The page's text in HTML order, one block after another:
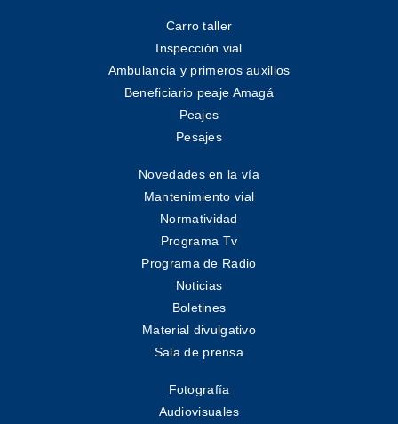
Carro taller
Inspección vial
Ambulancia y primeros auxilios
Beneficiario peaje Amagá
Peajes
Pesajes
Novedades en la vía
Mantenimiento vial
Normatividad
Programa Tv
Programa de Radio
Noticias
Boletines
Material divulgativo
Sala de prensa
Fotografía
Audiovisuales